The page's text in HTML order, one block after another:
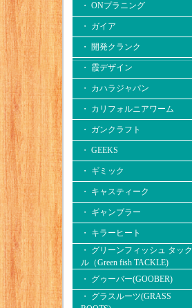
・ ONプラニング
・ ガイア
・ 開発クランク
・ 霞デザイン
・ カハラジャパン
・ カリフォルニアワーム
・ ガンクラフト
・ GEEKS
・ ギミック
・ キャスティーク
・ ギャンブラー
・ キラーヒート
・ グリーンフィッシュ タック
ル（Green fish TACKLE)
・ グゥーバー(GOOBER)
・ グラスルーツ(GRASS